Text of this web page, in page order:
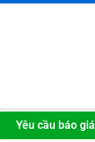
Yêu cầu báo giá